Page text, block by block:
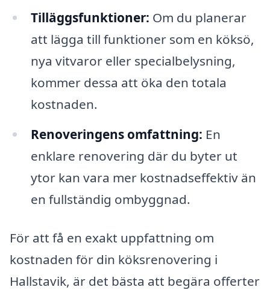
Tilläggsfunktioner: Om du planerar
att lägga till funktioner som en köksö,
nya vitvaror eller specialbelysning,
kommer dessa att öka den totala
kostnaden.
Renoveringens omfattning: En
enklare renovering där du byter ut
ytor kan vara mer kostnadseffektiv än
en fullständig ombyggnad.
För att få en exakt uppfattning om
kostnaden för din köksrenovering i
Hallstavik, är det bästa att begära offerter